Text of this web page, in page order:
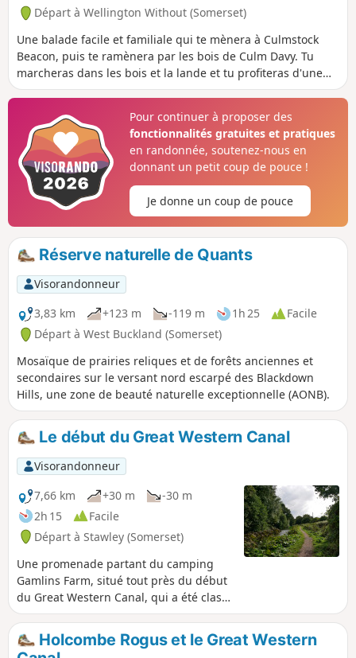
Départ à Wellington Without (Somerset)
Une balade facile et familiale qui te mènera à Culmstock
Beacon, puis te ramènera par les bois de Culm Davy. Tu
marcheras dans les bois et la lande et tu profiteras d'une
vue incroyable depuis le Beacon, si le temps le permet !
Pour continuer à proposer des
fonctionnalités gratuites et pratiques
en randonnée, soutenez-nous en
donnant un petit coup de pouce !
Je donne un coup de pouce
Réserve naturelle de Quants
Visorandonneur
3,83 km
+123 m -119 m 1h 25
Facile
Départ à West Buckland (Somerset)
Mosaïque de prairies reliques et de forêts anciennes et
secondaires sur le versant nord escarpé des Blackdown
Hills, une zone de beauté naturelle exceptionnelle (AONB).
Le début du Great Western Canal
Visorandonneur
7,66 km
+30 m
-30 m
2h 15
Facile
Départ à Stawley (Somerset)
Une promenade partant du camping
Gamlins Farm, situé tout près du début
du Great Western Canal, qui a été classé
parc naturel et réserve naturelle. La
promenade a été fixée à environ 8 km,
mais la section du Devon dans son
Holcombe Rogus et le Great Western